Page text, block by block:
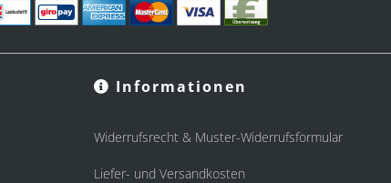
Informationen
Widerrufsrecht & Muster-Widerrufsformular
Liefer- und Versandkosten